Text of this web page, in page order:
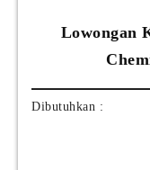
Lowongan
Dibutuhkan :